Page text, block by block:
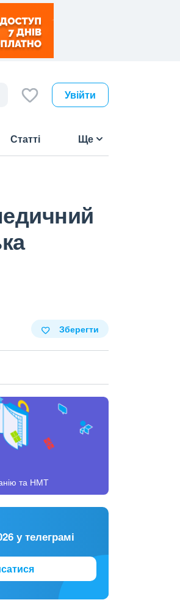
Увійти
Статті Ще
Зберегти
та НМТ
у телеграмі